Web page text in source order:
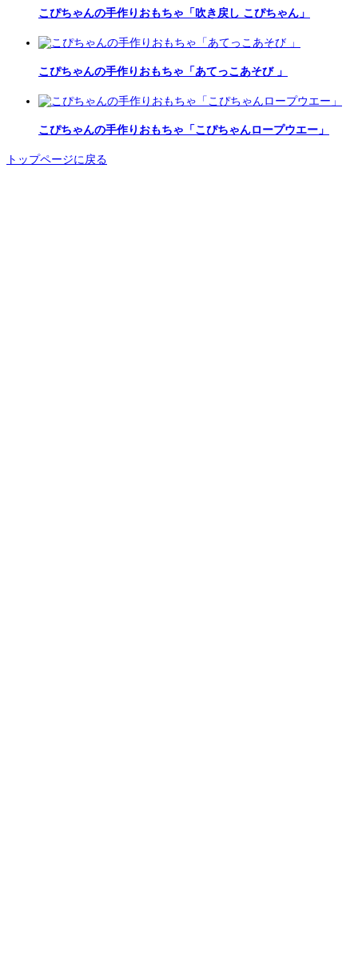
こぴちゃんの手作りおもちゃ「吹き戻し こぴちゃん」
こぴちゃんの手作りおもちゃ「あてっこあそび 」
こぴちゃんの手作りおもちゃ「こぴちゃんロープウエー」
トップページに戻る